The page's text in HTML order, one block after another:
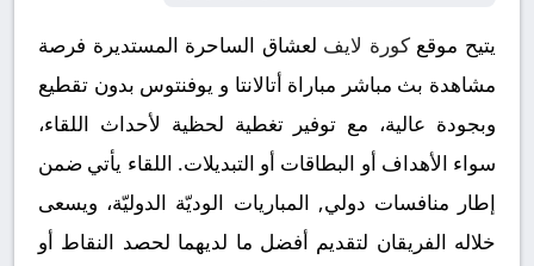
يتيح موقعكورة لايف لعشاق الساحرة المستديرة فرصة
مشاهدة بث مباشر مباراة أتالانتا و يوفنتوس بدون تقطيع
وبجودة عالية، مع توفير تغطية لحظية لأحداث اللقاء،
سواء الأهداف أو البطاقات أو التبديلات. اللقاء يأتي ضمن
إطار منافسات دولي, المباريات الوديّة الدوليّة، ويسعى
خلاله الفريقان لتقديم أفضل ما لديهما لحصد النقاط أو